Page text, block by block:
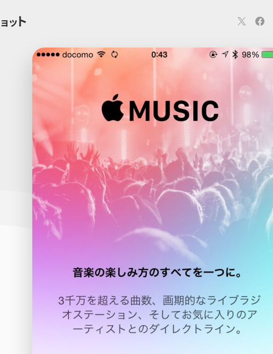
PC関連
アクションカメラ カメラ 回線 iPhone iPad